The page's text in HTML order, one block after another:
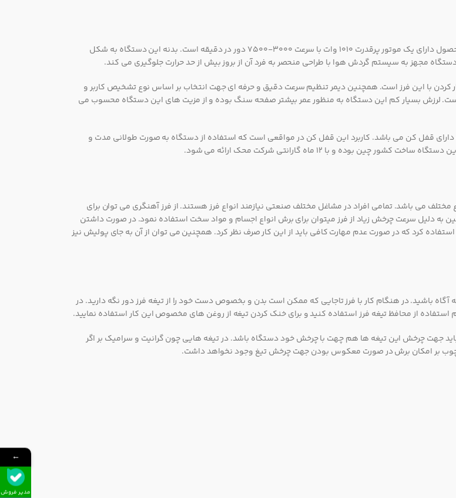
محک AG-125 V دارای دسته ای نسبتا بلندتر از مینی فرز های دیگر است؛ این محصول دارای یک موتور پرقدرت 1010 وات با سرعت 3000-7500 دور در دقیقه است. بدنه این دستگاه به شکل
مجهز به سیستم گردش هوا با طراحی منحصر به فرد آن از بروز بیش از حد حرارت جلوگیری می کند.
کردن با این فرز است. همچنین دیمر تنظیم سرعت دقیق و حرفه ای جهت انتخاب بر اساس نوع تشخیص کاربر و
لرزش بسیار کم این دستگاه به منظور عمر بیشتر صفحه سنگ بوده و از مزیت های این دستگاه محسوب می
دارای قفل کن می باشد. کاربرد این قفل کن در مواقعی است که استفاده از دستگاه به صورت طولانی مدت و
و با 12 ماه گارانتی شرکت محک ارائه می شود.
مختلف می باشد. تمامی افراد در مشاغل مختلف صنعتی نیازمند انواع فرز هستند. از فرز آهنگری می توان برای
دلیل سرعت چرخش زیاد از فرز میتوان برای برش انواع اجسام و مواد سخت استفاده نمود. در صورت داشتن
استفاده کرد که در صورت عدم مهارت کافی باید از این کار صرف نظر کرد. همچنین می توان از آن به جای پولیش نیز
آگاه باشید. در هنگام کار با فرز تاجایی که ممکن است بدن و بخصوص دست خود را از تیغه فرز دور نگه دارید. در
از محافظ تیغه فرز استفاده کنید و برای خنک کردن تیغه از روغن های مخصوص این کار استفاده نمایید.
باید جهت چرخش این تیغه ها هم چهت با چرخش خود دستگاه باشد. در تیغه هایی چون گرانیت و سرامیک بر اگر
چوب بر امکان برش در صورت معکوس بودن جهت چرخش تیغ وجود نخواهد داشت.
←
مدیر فروش